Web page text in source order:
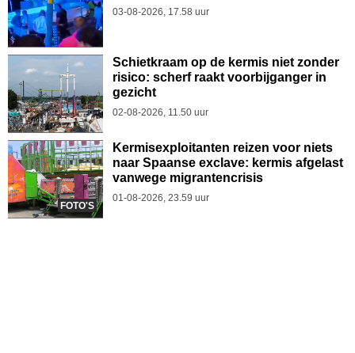
03-08-2026, 17.58 uur
Schietkraam op de kermis niet zonder
risico: scherf raakt voorbijganger in
gezicht
02-08-2026, 11.50 uur
FOTO'S
Kermisexploitanten reizen voor niets
naar Spaanse exclave: kermis afgelast
vanwege migrantencrisis
01-08-2026, 23.59 uur